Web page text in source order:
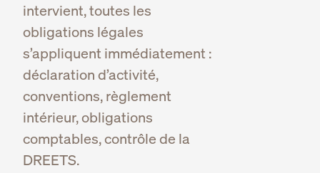
intervient, toutes les
obligations légales
s’appliquent immédiatement :
déclaration d’activité,
conventions, règlement
intérieur, obligations
comptables, contrôle de la
DREETS.